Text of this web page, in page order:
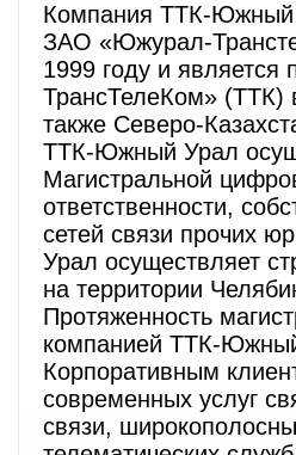
Компания ТТК-
ЗАО «Южурал-
1999 году и
ТрансТелеКом» (ТТК)
также Северо-
ТТК-Южный Урал
Магистральной
ответственности,
сетей связи прочих
Урал осуществляет
на территории
Протяженность
компанией ТТК-
Корпоративным
современных услуг
связи,